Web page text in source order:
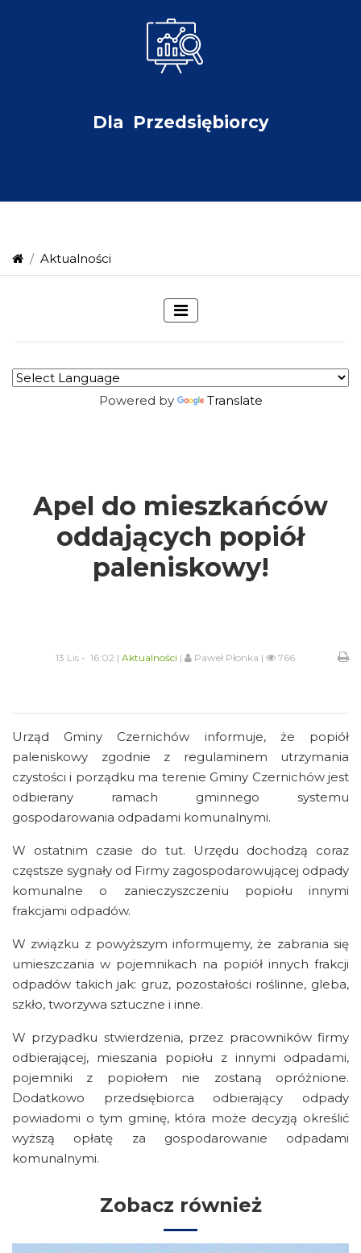
Dla Przedsiębiorcy
Aktualności
Powered by Translate
Apel do mieszkańców
oddających popiół
paleniskowy!
13 Lis - 16:02 | Aktualności | Paweł Płonka | 766
Urząd Gminy Czernichów informuje, że popiół
paleniskowy zgodnie z regulaminem utrzymania
czystości i porządku ma terenie Gminy Czernichów jest
odbierany ramach gminnego systemu
gospodarowania odpadami komunalnymi.
W ostatnim czasie do tut. Urzędu dochodzą coraz
częstsze sygnały od Firmy zagospodarowującej odpady
komunalne o zanieczyszczeniu popiołu innymi
frakcjami odpadów.
W związku z powyższym informujemy, że zabrania się
umieszczania w pojemnikach na popiół innych frakcji
odpadów takich jak: gruz, pozostałości roślinne, gleba,
szkło, tworzywa sztuczne i inne.
W przypadku stwierdzenia, przez pracowników firmy
odbierającej, mieszania popiołu z innymi odpadami,
pojemniki z popiołem nie zostaną opróżnione.
Dodatkowo przedsiębiorca odbierający odpady
powiadomi o tym gminę, która może decyzją określić
wyższą opłatę za gospodarowanie odpadami
komunalnymi.
Zobacz również